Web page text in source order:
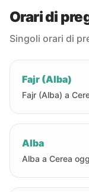
Orari di
Singoli orari di
Fajr (Alba)
Fajr (Alba) a
Alba
Alba a Cerea